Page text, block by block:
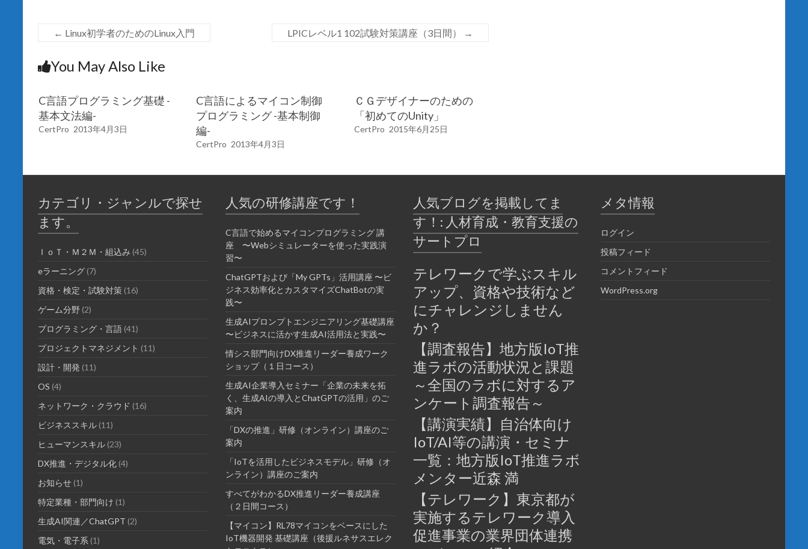
← Linux初学者のためのLinux入門 LPICレベル1 102試験対策講座（3日間） →
You May Also Like
C言語プログラミング基礎 -
基本文法編-
CertPro 2013年4月3日
C言語によるマイコン制御
プログラミング -基本制御
編-
CertPro 2013年4月3日
ＣＧデザイナーのための
「初めてのUnity」
CertPro 2015年6月25日
カテゴリ・ジャンルで探せ
ます。
ＩｏＴ・Ｍ２Ｍ・組込み (45)
eラーニング (7)
資格・検定・試験対策 (16)
ゲーム分野 (2)
プログラミング・言語 (41)
プロジェクトマネジメント (11)
設計・開発 (11)
OS (4)
ネットワーク・クラウド (16)
ビジネススキル (11)
ヒューマンスキル (23)
DX推進・デジタル化 (4)
お知らせ (1)
特定業種・部門向け (1)
生成AI関連／ChatGPT (2)
電気・電子系 (1)
人気の研修講座です！
C言語で始めるマイコンプログラミング 講
座 〜Webシミュレーターを使った実践演
習〜
ChatGPTおよび「My GPTs」活用講座 〜ビ
ジネス効率化とカスタマイズChatBotの実
践〜
生成AIプロンプトエンジニアリング基礎講座
〜ビジネスに活かす生成AI活用法と実践〜
情シス部門向けDX推進リーダー養成ワーク
ショップ（１日コース）
生成AI企業導入セミナー「企業の未来を拓
く、生成AIの導入とChatGPTの活用」のご
案内
「DXの推進」研修（オンライン）講座のご
案内
「IoTを活用したビジネスモデル」研修（オ
ンライン）講座のご案内
すべてがわかるDX推進リーダー養成講座
（２日間コース）
【マイコン】RL78マイコンをベースにした
IoT機器開発 基礎講座（後援ルネサスエレク
人気ブログを掲載してま
す！: 人材育成・教育支援の
サートプロ
テレワークで学ぶスキル
アップ、資格や技術など
にチャレンジしません
か？
【調査報告】地方版IoT推
進ラボの活動状況と課題
～全国のラボに対するア
ンケート調査報告～
【講演実績】自治体向け
IoT/AI等の講演・セミナ
一覧：地方版IoT推進ラボ
メンター近森 満
【テレワーク】東京都が
実施するテレワーク導入
促進事業の業界団体連携
メタ情報
ログイン
投稿フィード
コメントフィード
WordPress.org